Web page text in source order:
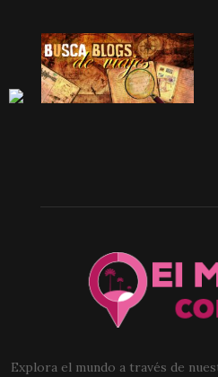
Explora el mundo a través de